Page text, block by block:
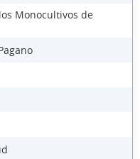
Monocultivos de